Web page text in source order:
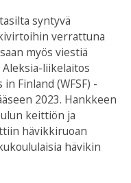
syntyvä
verrattuna
myös viestiä
liikelaitos
Finland (WFSF) -
2023. Hankkeen
keittiön ja
hävikkiruoan
hävikin